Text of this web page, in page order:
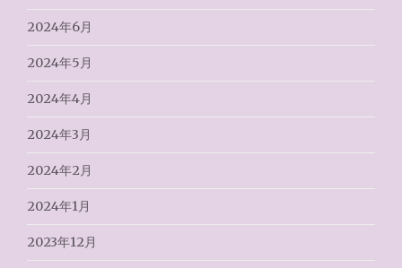
2024年6月
2024年5月
2024年4月
2024年3月
2024年2月
2024年1月
2023年12月